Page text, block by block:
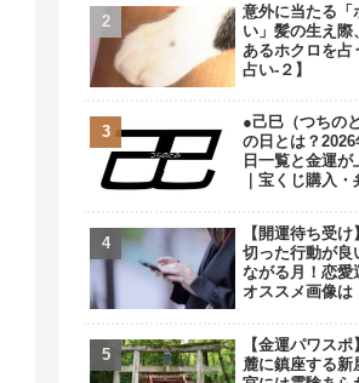
意外に当たる「
い」髪の生え際
あるホクロを占
占い‐２】
●己巳（つちの
の日とは？
日一覧と金運が
｜宝くじ購入
【開運待ち受
切った行動が良
ながる月！恋愛
オススメ画像は
【金運パワス
麓に鎮座する新